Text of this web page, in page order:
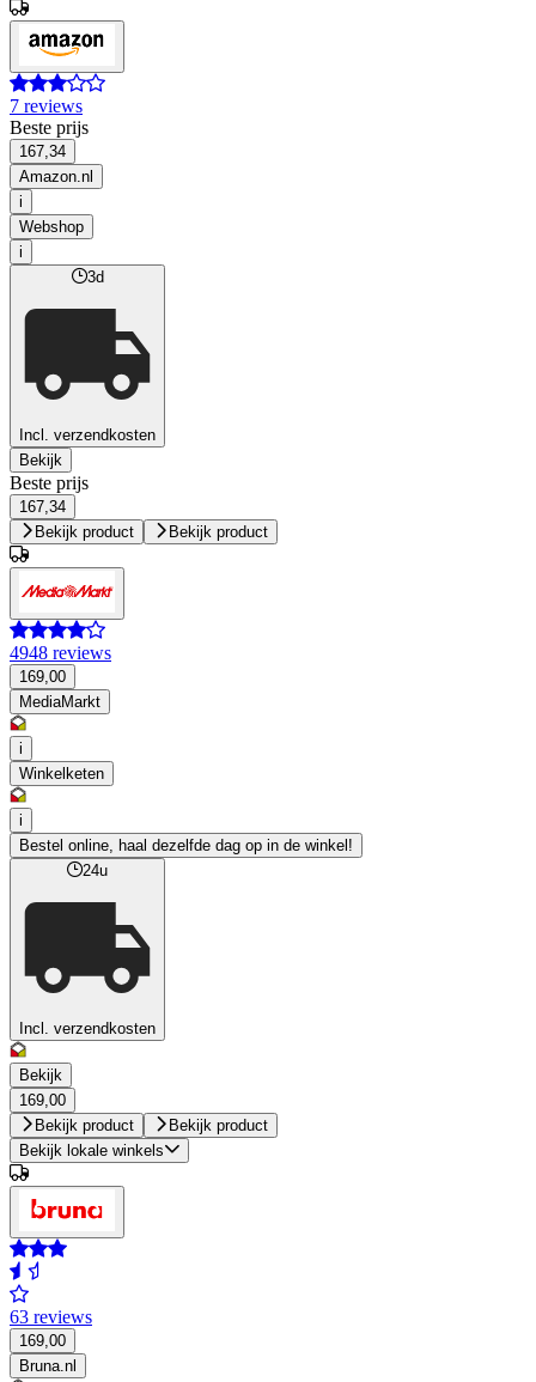
7 reviews
Beste prijs
167,34
Amazon.nl
i
Webshop
i
3d
Incl. verzendkosten
Bekijk
Beste prijs
167,34
Bekijk product
Bekijk product
4948 reviews
169,00
MediaMarkt
i
Winkelketen
i
Bestel online, haal dezelfde dag op in de winkel!
24u
Incl. verzendkosten
Bekijk
169,00
Bekijk product
Bekijk product
Bekijk lokale winkels
63 reviews
169,00
Bruna.nl